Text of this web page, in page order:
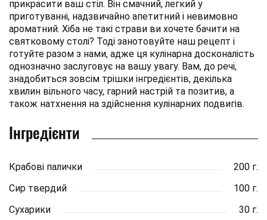
прикрасити ваш стіл. Він смачний, легкий у
приготуванні, надзвичайно апетитний і невимовно
ароматний. Хіба не такі страви ви хочете бачити на
святковому столі? Тоді занотовуйте наш рецепт і
готуйте разом з нами, адже ця кулінарна досконалість
однозначно заслуговує на вашу увагу. Вам, до речі,
знадобиться зовсім трішки інгредієнтів, декілька
хвилин вільного часу, гарний настрій та позитив, а
також натхнення на здійснення кулінарних подвигів.
Інгредієнти
Крабові палички
200 г.
Сир твердий
100 г.
Сухарики
30 г.